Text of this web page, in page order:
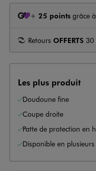
+ 25 points grâce
Retours OFFERTS 30
Les plus produit
Doudoune fine
Coupe droite
Patte de protection en
Disponible en